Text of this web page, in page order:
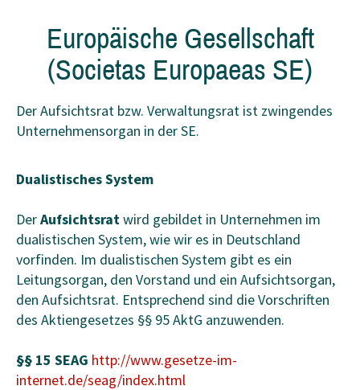
Europäische Gesellschaft
(Societas Europaeas SE)
Der Aufsichtsrat bzw. Verwaltungsrat ist zwingendes
Unternehmensorgan in der SE.
Dualistisches System
DerAufsichtsratwird gebildet in Unternehmen im
dualistischen System, wie wir es in Deutschland
vorfinden. Im dualistischen System gibt es ein
Leitungsorgan, den Vorstand und ein Aufsichtsorgan,
den Aufsichtsrat. Entsprechend sind die Vorschriften
des Aktiengesetzes §§ 95 AktG anzuwenden.
§§ 15 SEAG http://www.gesetze-im-
internet.de/seag/index.html